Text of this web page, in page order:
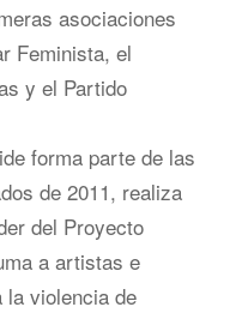
asociaciones
Feminista, el
y el Partido
forma parte de las
de 2011, realiza
del Proyecto
a artistas e
la violencia de